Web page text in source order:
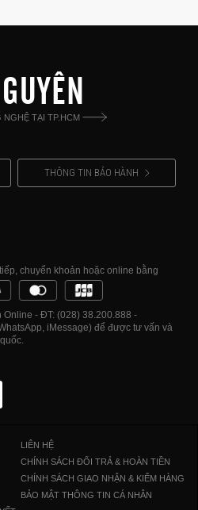
TẠI TP.HCM
THÔNG TIN BẢO HÀNH
chuyển khoản hoặc online bằng
- ĐT: (028) 38.200.888 -
iMessage) để được tư vấn và
LIÊN HỆ
CHÍNH SÁCH ĐỔI TRẢ & HOÀN TIỀN
CHÍNH SÁCH GIAO NHẬN & KIỂM HÀNG
BẢO MẬT THÔNG TIN CÁ NHÂN